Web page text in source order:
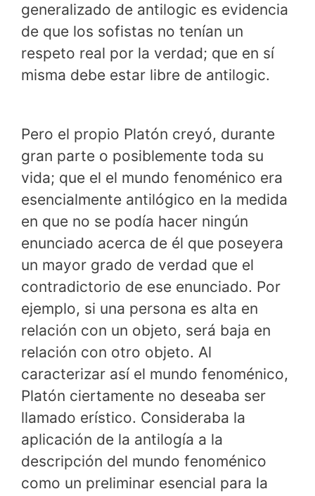
generalizado de antilogic es evidencia
de que los sofistas no tenían un
respeto real por la verdad; que en sí
misma debe estar libre de antilogic.
Pero el propio Platón creyó, durante
gran parte o posiblemente toda su
vida; que el el mundo fenoménico era
esencialmente antilógico en la medida
en que no se podía hacer ningún
enunciado acerca de él que poseyera
un mayor grado de verdad que el
contradictorio de ese enunciado. Por
ejemplo, si una persona es alta en
relación con un objeto, será baja en
relación con otro objeto. Al
caracterizar así el mundo fenoménico,
Platón ciertamente no deseaba ser
llamado erístico. Consideraba la
aplicación de la antilogía a la
descripción del mundo fenoménico
como un preliminar esencial para la